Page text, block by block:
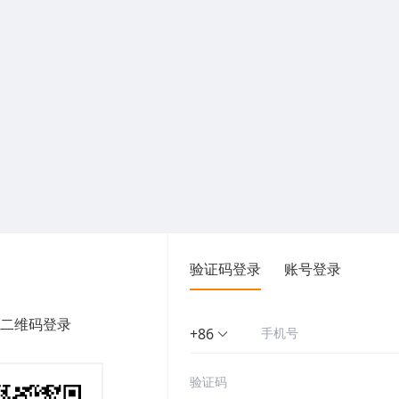
维码登录
验证码登录 账号登录
+86